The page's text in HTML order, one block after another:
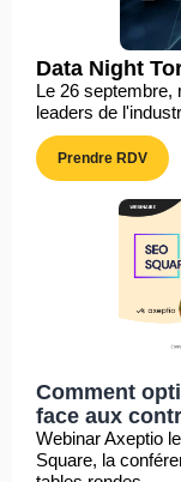
Data Night
Le 26 septembre,
leaders de
Prendre RDV
Comment
face aux
Webinar Axeptio
Square, la